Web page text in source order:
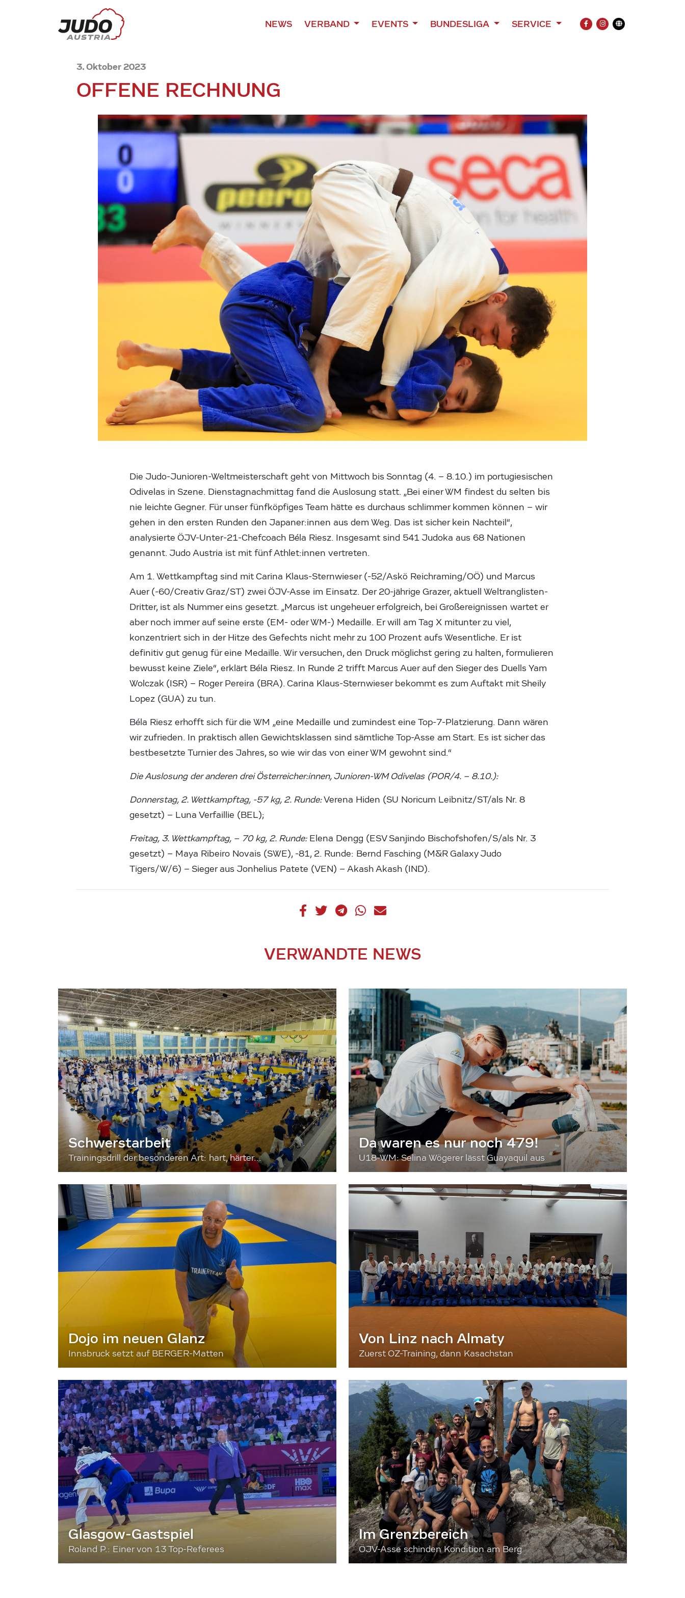
NEWS VERBAND EVENTS BUNDESLIGA SERVICE
FACEBOOK
INSTAGRAM
Übersetzung
3. Oktober 2023
OFFENE RECHNUNG
Die Judo-Junioren-Weltmeisterschaft geht von Mittwoch bis Sonntag (4. – 8.10.) im portugiesischen
Odivelas in Szene. Dienstagnachmittag fand die Auslosung statt. „Bei einer WM findest du selten bis
nie leichte Gegner. Für unser fünfköpfiges Team hätte es durchaus schlimmer kommen können – wir
gehen in den ersten Runden den Japaner:innen aus dem Weg. Das ist sicher kein Nachteil“,
analysierte ÖJV-Unter-21-Chefcoach Béla Riesz. Insgesamt sind 541 Judoka aus 68 Nationen
genannt. Judo Austria ist mit fünf Athlet:innen vertreten.
Am 1. Wettkampftag sind mit Carina Klaus-Sternwieser (-52/Askö Reichraming/OÖ) und Marcus
Auer (-60/Creativ Graz/ST) zwei ÖJV-Asse im Einsatz. Der 20-jährige Grazer, aktuell Weltranglisten-
Dritter, ist als Nummer eins gesetzt. „Marcus ist ungeheuer erfolgreich, bei Großereignissen wartet er
aber noch immer auf seine erste (EM- oder WM-) Medaille. Er will am Tag X mitunter zu viel,
konzentriert sich in der Hitze des Gefechts nicht mehr zu 100 Prozent aufs Wesentliche. Er ist
definitiv gut genug für eine Medaille. Wir versuchen, den Druck möglichst gering zu halten, formulieren
bewusst keine Ziele“, erklärt Béla Riesz. In Runde 2 trifft Marcus Auer auf den Sieger des Duells Yam
Wolczak (ISR) – Roger Pereira (BRA). Carina Klaus-Sternwieser bekommt es zum Auftakt mit Sheily
Lopez (GUA) zu tun.
Béla Riesz erhofft sich für die WM „eine Medaille und zumindest eine Top-7-Platzierung. Dann wären
wir zufrieden. In praktisch allen Gewichtsklassen sind sämtliche Top-Asse am Start. Es ist sicher das
bestbesetzte Turnier des Jahres, so wie wir das von einer WM gewohnt sind.“
Die Auslosung der anderen drei Österreicher:innen, Junioren-WM Odivelas (POR/4. – 8.10.):
Donnerstag, 2. Wettkampftag, -57 kg, 2. Runde:Verena Hiden (SU Noricum Leibnitz/ST/als Nr. 8
gesetzt) – Luna Verfaillie (BEL);
Freitag, 3. Wettkampftag, – 70 kg, 2. Runde:Elena Dengg (ESV Sanjindo Bischofshofen/S/als Nr. 3
gesetzt) – Maya Ribeiro Novais (SWE), -81, 2. Runde: Bernd Fasching (M&R Galaxy Judo
Tigers/W/6) – Sieger aus Jonhelius Patete (VEN) – Akash Akash (IND).
VERWANDTE NEWS
Schwerstarbeit
Trainingsdrill der besonderen Art: hart, härter...
Da waren es nur noch 479!
U18-WM: Selina Wögerer lässt Guayaquil aus
Dojo im neuen Glanz
Innsbruck setzt auf BERGER-Matten
Von Linz nach Almaty
Zuerst OZ-Training, dann Kasachstan
Glasgow-Gastspiel
Roland P.: Einer von 13 Top-Referees
Im Grenzbereich
ÖJV-Asse schinden Kondition am Berg